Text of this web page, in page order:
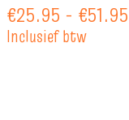
€25.95 - €51.95
Inclusief btw